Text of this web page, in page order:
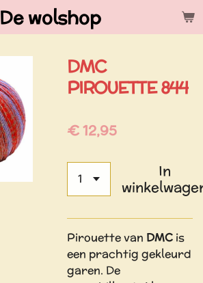
De wolshop
DMC
PIROUETTE 844
€ 12,95
In
Pirouette van DMC is
een prachtig gekleurd
garen. De